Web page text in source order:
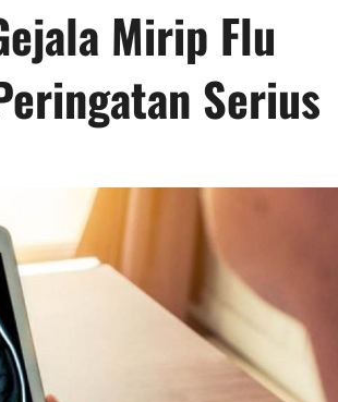
Mirip Flu
Serius